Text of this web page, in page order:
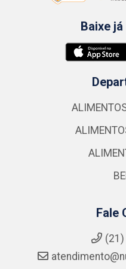
Baixe
Fale